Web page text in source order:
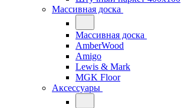
Массивная доска
Массивная доска
AmberWood
Amigo
Lewis & Mark
MGK Floor
Аксессуары